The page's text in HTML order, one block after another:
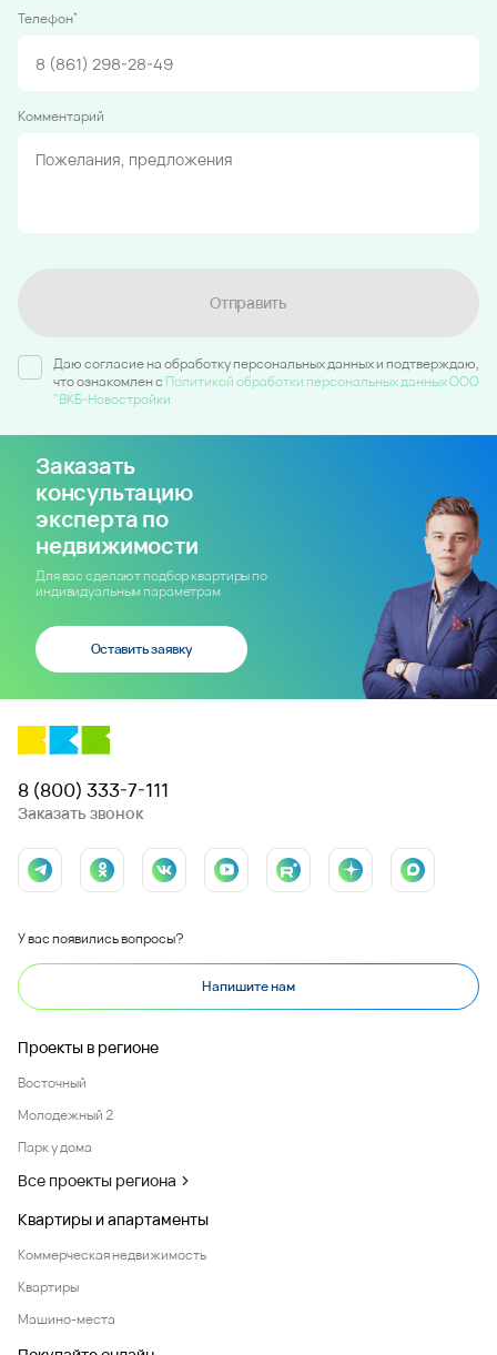
Телефон*
Комментарий
Отправить
Даю согласие на обработку персональных данных и подтверждаю,
что ознакомлен c Политикой обработки персональных данных ООО
"ВКБ-Новостройки
Заказать
консультацию
эксперта по
недвижимости
Для вас сделают подбор квартиры по
индивидуальным параметрам
Оставить заявку
8 (800) 333-7-111
Заказать звонок
У вас появились вопросы?
Напишите нам
Проекты в регионе
Восточный
Молодежный 2
Парк у дома
Все проекты региона
Квартиры и апартаменты
Коммерческая недвижимость
Квартиры
Машино-места